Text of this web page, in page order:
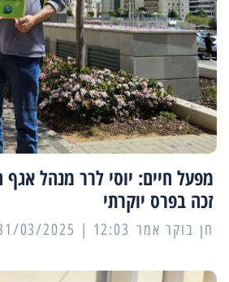
מפעל חיים: יוסי לרר מנהל
זכה בפרס יוקרתי
12:03 | 31/03/2025